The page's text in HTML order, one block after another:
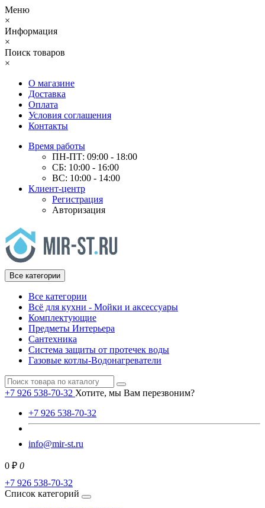
Меню
×
Информация
×
Поиск товаров
×
О магазине
Доставка
Оплата
Условия соглашения
Контакты
Время работы
ПН-ПТ: 09:00 - 18:00
СБ: 10:00 - 16:00
ВС: 10:00 - 14:00
Клиент-центр
Регистрация
Авторизация
Все категории
Все категории
Всё для кухни - Мойки и аксессуары
Комплектующие
Предметы Интерьера
Сантехника
Система защиты от протечек воды
Газовые котлы-Водонагреватели
+7 926 538-70-32 Хотите, мы Вам перезвоним?
+7 926 538-70-32
info@mir-st.ru
0 ₽ 0
+7 926 538-70-32
Список категорий